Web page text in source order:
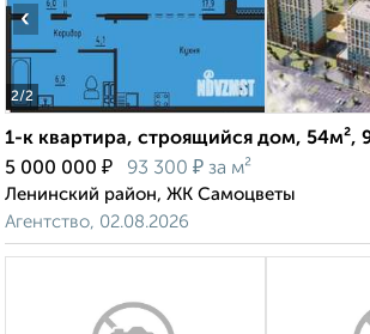
2/2
‹
1-к квартира, строящийся дом, 54м²,
5 000 000 ₽ 93 300 ₽ за м²
Ленинский район, ЖК Самоцветы
Агентство, 02.08.2026